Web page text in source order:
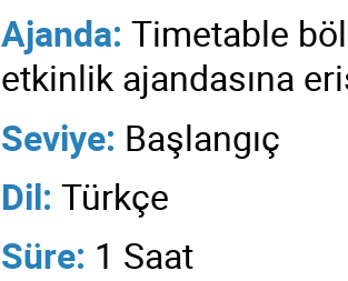
Ajanda: Timetable
etkinlik ajandasına
Seviye: Başlangıç
Dil: Türkçe
Süre: 1 Saat